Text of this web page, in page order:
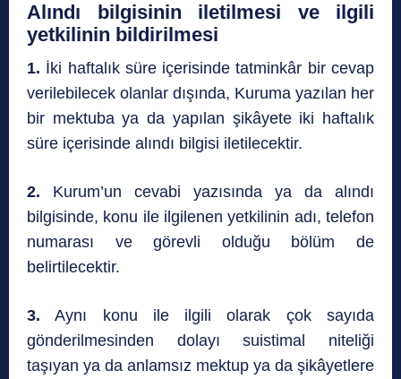
Alındı bilgisinin iletilmesi ve ilgili
yetkilinin bildirilmesi
1. İki haftalık süre içerisinde tatminkâr bir cevap
verilebilecek olanlar dışında, Kuruma yazılan her
bir mektuba ya da yapılan şikâyete iki haftalık
süre içerisinde alındı bilgisi iletilecektir.
2. Kurum’un cevabi yazısında ya da alındı
bilgisinde, konu ile ilgilenen yetkilinin adı, telefon
numarası ve görevli olduğu bölüm de
belirtilecektir.
3. Aynı konu ile ilgili olarak çok sayıda
gönderilmesinden dolayı suistimal niteliği
taşıyan ya da anlamsız mektup ya da şikâyetlere